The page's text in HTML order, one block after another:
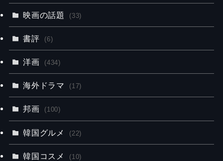
映画の話題 (33)
書評 (6)
洋画 (434)
海外ドラマ (17)
邦画 (100)
韓国グルメ (22)
韓国コスメ (10)